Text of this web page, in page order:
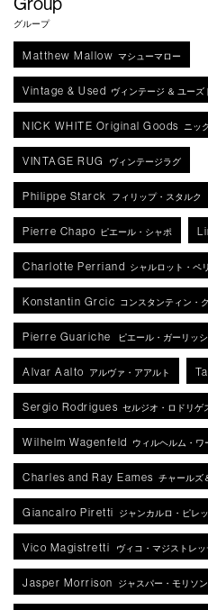
グループ
Matthew Mallow マシューマロー
Vintage & Used ヴィンテージ ＆ ユーズ
NICK WHITE Original Goods ニッ
VINTAGE RUG ヴィンテージラグ
Philippe Starck フィリップ・スタルク
Pierre Chapo ピエール・シャポ
Charlotte Perriand シャルロット・ペ
Konstantin Grcic コンスタンティン・
Pierre Guariche ピエール・ガーリッ
Alvar Aalto アルヴァ・アアルト
Sergio Rodrigues セルジオ・ロドリゲ
Wilhelm Wagenfeld ウィルヘルム・ワ
Charles and Ray Eames チャールズ
Giancalro Piretti ジャンカルロ・ピレ
Vico Magistretti ヴィコ・マジストレッ
Jasper Morrison ジャスパー・モリソン